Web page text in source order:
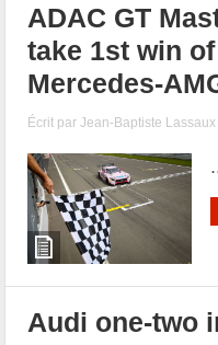
ADAC GT
take 1st win
Mercedes-
Écrit parJean-Baptiste Lassaux
Audi one-two